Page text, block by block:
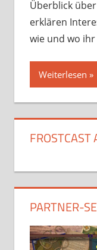
Überblick
erklären
wie und wo
Weiterlesen
FROSTCAST
PARTNER-